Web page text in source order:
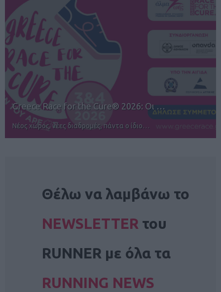
12ος TUI Rhodes Marathon: Άνοιγμα ε…
Αγώνες για όλους στην Ρόδο
Θέλω να λαμβάνω το
NEWSLETTER του
RUNNER με όλα τα
RUNNING NEWS